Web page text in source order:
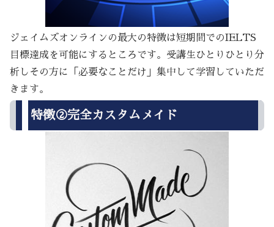
ジェイムズオンラインの最大の特徴は短期間でのIELTS
目標達成を可能にするところです。受講生ひとりひとり分
析しその方に「必要なことだけ」集中して学習していただ
きます。
特徴②完全カスタムメイド